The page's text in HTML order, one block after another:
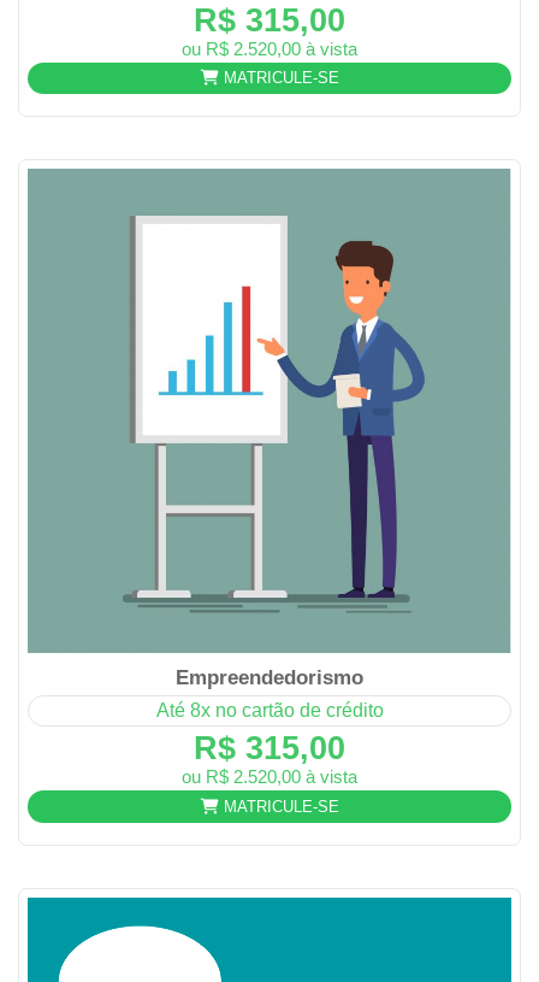
R$ 315,00
ou R$ 2.520,00 à vista
MATRICULE-SE
Empreendedorismo
Até 8x no cartão de crédito
R$ 315,00
ou R$ 2.520,00 à vista
MATRICULE-SE